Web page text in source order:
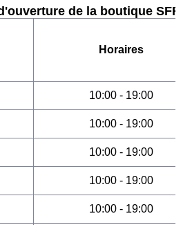
de la boutique SFR :
Horaires
10:00 - 19:00
10:00 - 19:00
10:00 - 19:00
10:00 - 19:00
10:00 - 19:00